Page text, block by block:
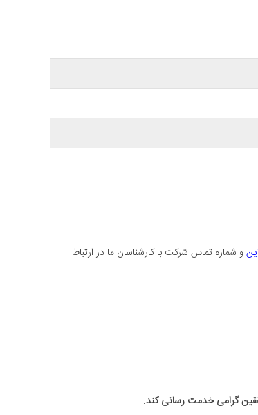
و شماره تماس شرکت با کارشناسان ما در ارتباط
گرامی خدمت رسانی کند.